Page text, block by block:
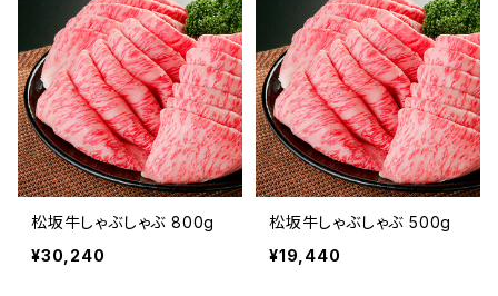
松坂牛しゃぶしゃぶ 800g
¥30,240
松坂牛しゃぶしゃぶ 500g
¥19,440